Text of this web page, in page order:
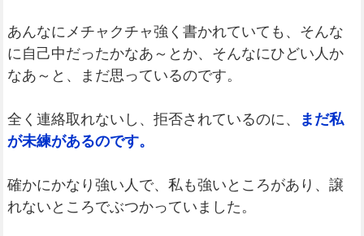
あんなにメチャクチャ強く書かれていても、そんな
に自己中だったかなあ～とか、そんなにひどい人か
なあ～と、まだ思っているのです。
全く連絡取れないし、拒否されているのに、
まだ私
が未練があるのです。
確かにかなり強い人で、私も強いところがあり、譲
れないところでぶつかっていました。